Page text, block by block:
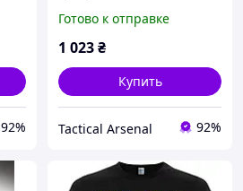
92%
Готово к отправке
1 023₴
Купить
Tactical Arsenal 92%